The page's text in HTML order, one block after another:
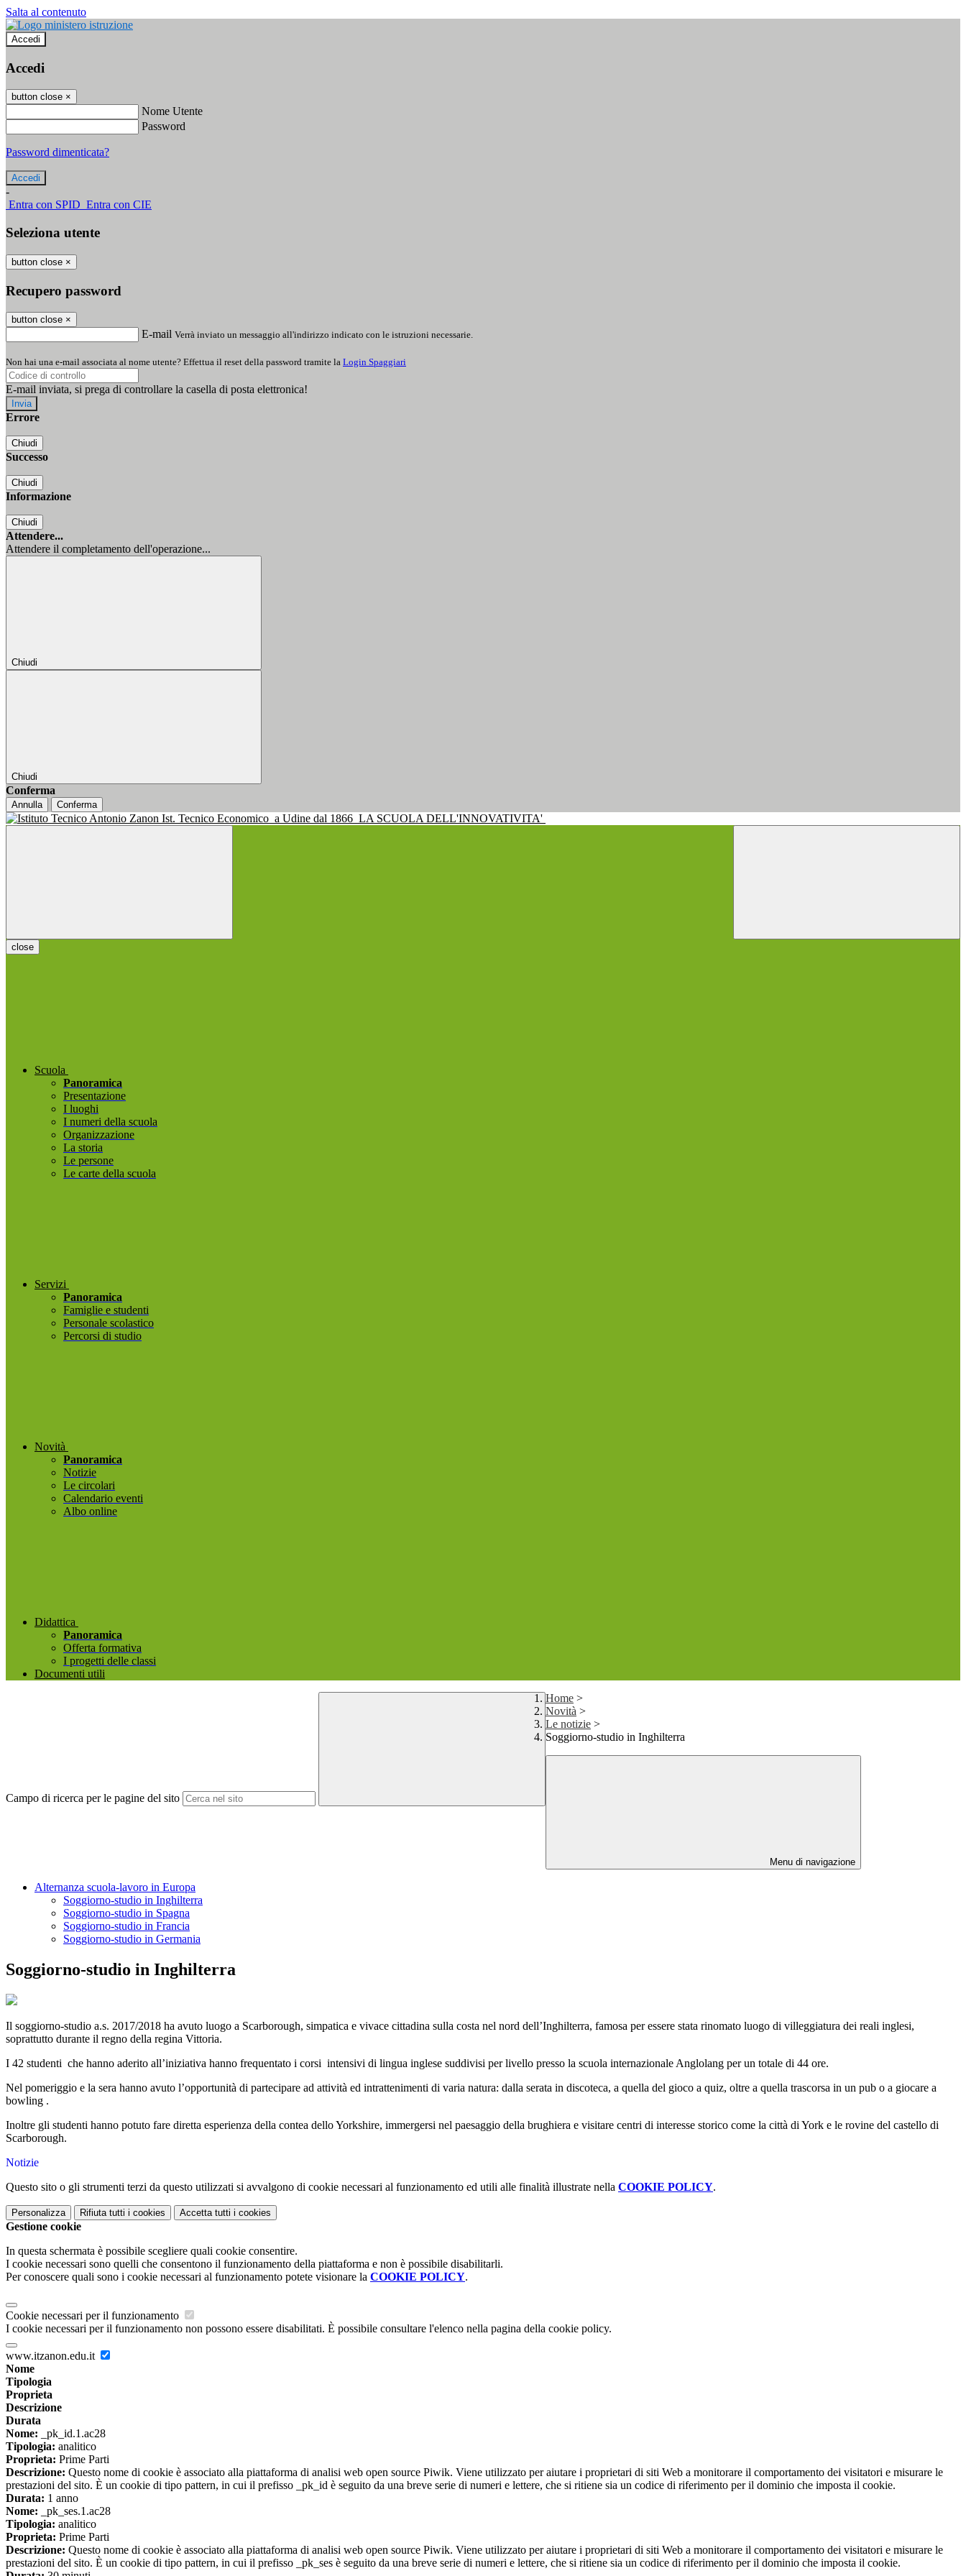
Salta al contenuto
Accedi
Accedi
button close ×
Nome Utente
Password
Password dimenticata?
-
Entra con SPID Entra con CIE
Seleziona utente
button close ×
Recupero password
button close ×
E-mail Verrà inviato un messaggio all'indirizzo indicato con le istruzioni necessarie.
Non hai una e-mail associata al nome utente? Effettua il reset della password tramite la Login Spaggiari
E-mail inviata, si prega di controllare la casella di posta elettronica!
Errore
Chiudi
Successo
Chiudi
Informazione
Chiudi
Attendere...
Attendere il completamento dell'operazione...
Chiudi
Chiudi
Conferma
Annulla Conferma
Ist. Tecnico Economico a Udine dal 1866 LA SCUOLA DELL'INNOVATIVITA'
close
Scuola
Panoramica
Presentazione
I luoghi
I numeri della scuola
Organizzazione
La storia
Le persone
Le carte della scuola
Servizi
Panoramica
Famiglie e studenti
Personale scolastico
Percorsi di studio
Novità
Panoramica
Notizie
Le circolari
Calendario eventi
Albo online
Didattica
Panoramica
Offerta formativa
I progetti delle classi
Documenti utili
Campo di ricerca per le pagine del sito
Home >
Novità >
Le notizie >
Soggiorno-studio in Inghilterra
Menu di navigazione
Alternanza scuola-lavoro in Europa
Soggiorno-studio in Inghilterra
Soggiorno-studio in Spagna
Soggiorno-studio in Francia
Soggiorno-studio in Germania
Soggiorno-studio in Inghilterra
Il soggiorno-studio a.s. 2017/2018 ha avuto luogo a Scarborough, simpatica e vivace cittadina sulla costa nel nord dell’Inghilterra, famosa per essere stata rinomato luogo di villeggiatura dei reali inglesi,
soprattutto durante il regno della regina Vittoria.
I 42 studenti che hanno aderito all’iniziativa hanno frequentato i corsi intensivi di lingua inglese suddivisi per livello presso la scuola internazionale Anglolang per un totale di 44 ore.
Nel pomeriggio e la sera hanno avuto l’opportunità di partecipare ad attività ed intrattenimenti di varia natura: dalla serata in discoteca, a quella del gioco a quiz, oltre a quella trascorsa in un pub o a giocare a
bowling .
Inoltre gli studenti hanno potuto fare diretta esperienza della contea dello Yorkshire, immergersi nel paesaggio della brughiera e visitare centri di interesse storico come la città di York e le rovine del castello di
Scarborough.
Notizie
Questo sito o gli strumenti terzi da questo utilizzati si avvalgono di cookie necessari al funzionamento ed utili alle finalità illustrate nella COOKIE POLICY.
Personalizza Rifiuta tutti i cookies Accetta tutti i cookies
Gestione cookie
In questa schermata è possibile scegliere quali cookie consentire.
I cookie necessari sono quelli che consentono il funzionamento della piattaforma e non è possibile disabilitarli.
Per conoscere quali sono i cookie necessari al funzionamento potete visionare la COOKIE POLICY.
Cookie necessari per il funzionamento
I cookie necessari per il funzionamento non possono essere disabilitati. È possibile consultare l'elenco nella pagina della cookie policy.
www.itzanon.edu.it
Nome
Tipologia
Proprieta
Descrizione
Durata
Nome: _pk_id.1.ac28
Tipologia: analitico
Proprieta: Prime Parti
Descrizione: Questo nome di cookie è associato alla piattaforma di analisi web open source Piwik. Viene utilizzato per aiutare i proprietari di siti Web a monitorare il comportamento dei visitatori e misurare le
prestazioni del sito. È un cookie di tipo pattern, in cui il prefisso _pk_id è seguito da una breve serie di numeri e lettere, che si ritiene sia un codice di riferimento per il dominio che imposta il cookie.
Durata: 1 anno
Nome: _pk_ses.1.ac28
Tipologia: analitico
Proprieta: Prime Parti
Descrizione: Questo nome di cookie è associato alla piattaforma di analisi web open source Piwik. Viene utilizzato per aiutare i proprietari di siti Web a monitorare il comportamento dei visitatori e misurare le
prestazioni del sito. È un cookie di tipo pattern, in cui il prefisso _pk_ses è seguito da una breve serie di numeri e lettere, che si ritiene sia un codice di riferimento per il dominio che imposta il cookie.